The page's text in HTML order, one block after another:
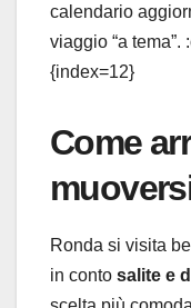
calendario
viaggio “a
{index=12}
Come
Ronda si visita
in conto salite e